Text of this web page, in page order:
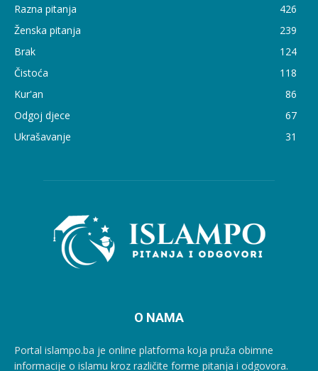
Razna pitanja
426
Ženska pitanja
239
Brak
124
Čistoća
118
Kur'an
86
Odgoj djece
67
Ukrašavanje
31
O NAMA
Portal islampo.ba je online platforma koja pruža obimne
informacije o islamu kroz različite forme pitanja i odgovora.